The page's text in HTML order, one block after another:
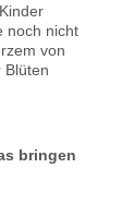
noch nicht
von
Blüten
bringen